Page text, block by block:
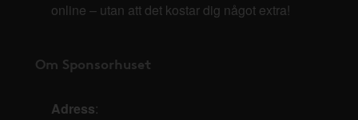
online – utan att det kostar dig något extra!
Om Sponsorhuset
Adress: